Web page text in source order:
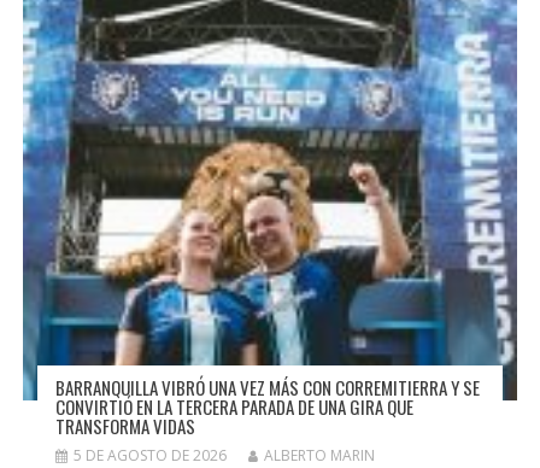
BARRANQUILLA VIBRÓ UNA VEZ MÁS CON CORREMITIERRA Y SE
CONVIRTIÓ EN LA TERCERA PARADA DE UNA GIRA QUE
TRANSFORMA VIDAS
5 DE AGOSTO DE 2026 ALBERTO MARIN